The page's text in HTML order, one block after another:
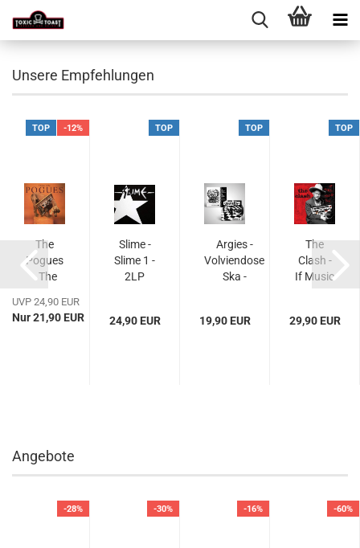
Unsere Empfehlungen
TOP -12%
The
Pogues
- The
The
Pogues
UVP 24,90 EUR
Nur 21,90 EUR
TOP
Slime -
Slime 1 -
2LP
24,90 EUR
TOP
Argies -
Volviendose
Ska -
19,90 EUR
TOP
The
Clash -
If Music
Limited
29,90 EUR
Angebote
-28% -30% -16% -60%